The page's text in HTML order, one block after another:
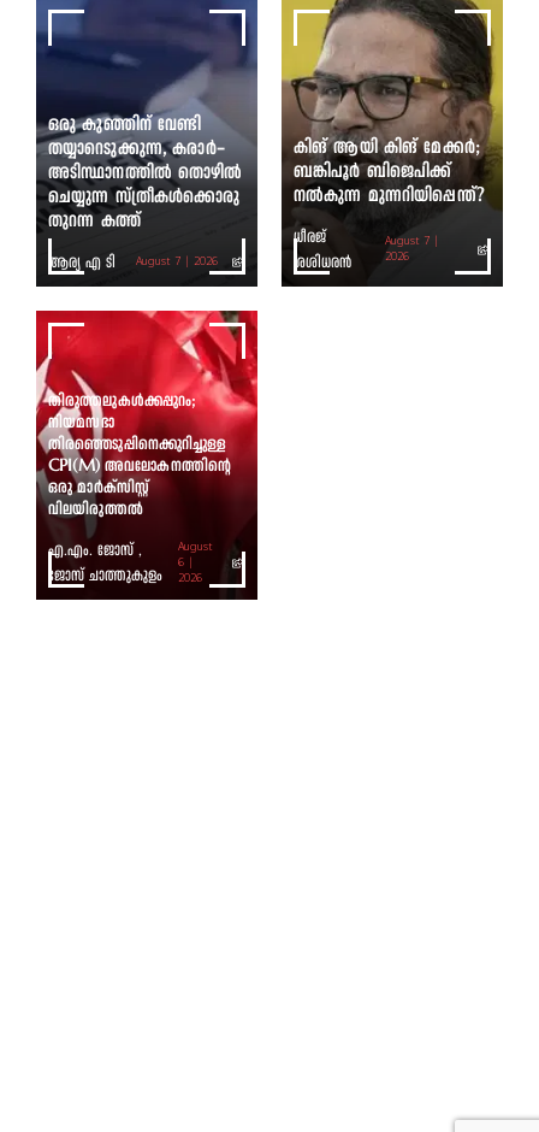
ഒരു കുഞ്ഞിന് വേണ്ടി
തയ്യാറെടുക്കുന്ന, കരാർ-
അടിസ്ഥാനത്തിൽ തൊഴിൽ
ചെയ്യുന്ന സ്ത്രീകൾക്കൊരു
തുറന്ന കത്ത്
ആര്യ എ ടി August 7 | 2026
കിങ് ആയി കിങ് മേക്കർ;
ബങ്കിപൂർ ബിജെപിക്ക്
നൽകുന്ന മുന്നറിയിപ്പെന്ത്?
ധീരജ്
ശശിധരൻ
August 7 |
2026
തിരുത്തലുകൾക്കപ്പുറം;
നിയമസഭാ
തിരഞ്ഞെടുപ്പിനെക്കുറിച്ചുള്ള
CPI(M) അവലോകനത്തിന്റെ
ഒരു മാർക്സിസ്റ്റ്
വിലയിരുത്തൽ
എ.എം. ജോസ് ,
ജോസ് ചാത്തുകുളം
August
6 |
2026